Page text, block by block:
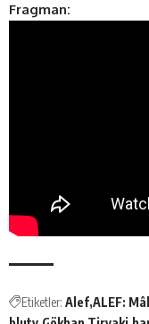
Fragman:
Etiketler: Alef ALEF: